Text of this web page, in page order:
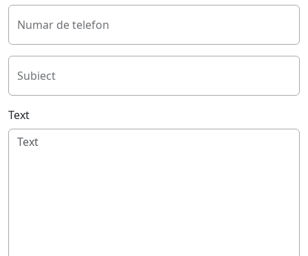
Numar de telefon
Subiect
Text